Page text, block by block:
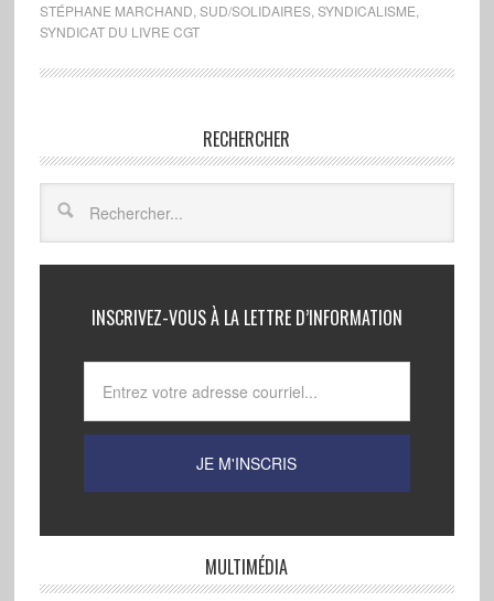
STÉPHANE MARCHAND SUD/SOLIDAIRES, SYNDICALISME
SYNDICAT DU LIVRE CGT
RECHERCHER
INSCRIVEZ-VOUS À LA LETTRE D’INFORMATION
MULTIMÉDIA